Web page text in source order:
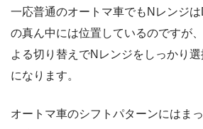
一応普通のオートマ車でもNレンジ
の真ん中には位置しているのですが
よる切り替えでNレンジをしっかり
になります。
オートマ車のシフトパターンにはま